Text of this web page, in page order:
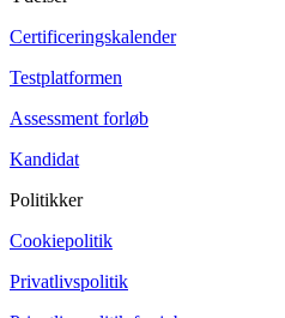
Certificeringskalender
Testplatformen
Assessment forløb
Kandidat
Politikker
Cookiepolitik
Privatlivspolitik